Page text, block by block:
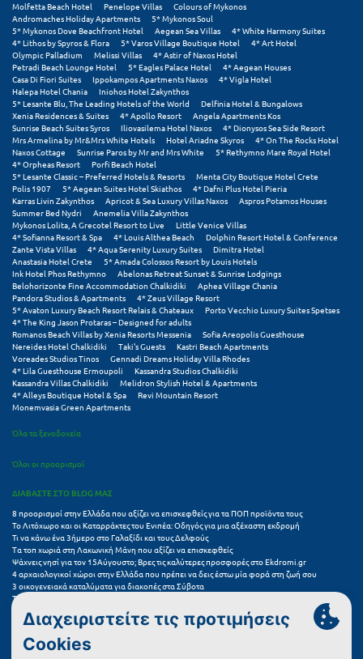
Μεσσηνία
Μετέωρα
Μέτσοβο
Μήλος
Μονεμβασιά
Μουζάκι
Μπαλί Κρήτης
Μπάνσκο
Μπούκα Μεσσηνίας
Μύκονος
Μυστράς
Μυτιλήνη
Ν
Νάξος
Νάουσα
Ναυπακτία
Ναύπλιο
Νέα Μάκρη
Νέα Στύρα Εύβοιας
Νέοι Πόροι Πιερίας
Ξ
Molfetta Beach Hotel
Penelope Villas
Colours of Mykonos
Andromaches Holiday Apartments
5* Mykonos Soul
5* Mykonos Dove Beachfront Hotel
Aegean Sea Villas
4* White Harmony Suites
4* Lithos by Spyros & Flora
5* Varos Village Boutique Hotel
4* Art Hotel
Olympic Palladium
Melissi Villas
4* Astir of Naxos Hotel
Petradi Beach Lounge Hotel
5* Eagles Palace Hotel
4* Aegean Houses
Casa Di Fiori Suites
Ippokampos Apartments Naxos
4* Vigla Hotel
Halepa Hotel Chania
Iniohos Hotel Zakynthos
5* Lesante Blu, The Leading Hotels of the World
Delfinia Hotel & Bungalows
Xenia Residences & Suites
4* Apollo Resort
Angela Apartments Kos
Sunrise Beach Suites Syros
Iliovasilema Hotel Naxos
4* Dionysos Sea Side Resort
Mrs Armelina by Mr&Mrs White Hotels
Hotel Ariadne Skyros
4* On The Rocks Hotel
Naxos Cottage
Sunrise Paros by Mr and Mrs White
5* Rethymno Mare Royal Hotel
4* Orpheas Resort
Porfi Beach Hotel
5* Lesante Classic – Preferred Hotels & Resorts
Menta City Boutique Hotel Crete
Polis 1907
5* Aegean Suites Hotel Skiathos
4* Dafni Plus Hotel Pieria
Karras Livin Zakynthos
Apricot & Sea Luxury Villas Naxos
Aspros Potamos Houses
Summer Bed Nydri
Anemelia Villa Zakynthos
Mykonos Lolita, A Grecotel Resort to Live
Little Venice Villas
4* Sofianna Resort & Spa
4* Louis Althea Beach
Dolphin Resort Hotel & Conference
Zante Vista Villas
4* Aqua Serenity Luxury Suites
Dimitra Hotel
Anastasia Hotel Crete
5* Amada Colossos Resort by Louis Hotels
Ink Hotel Phos Rethymno
Abelonas Retreat Sunset & Sunrise Lodgings
Belohorizonte Fine Accommodation Chalkidiki
Aphea Village Chania
Pandora Studios & Apartments
4* Zeus Village Resort
5* Avaton Luxury Beach Resort Relais & Chateaux
Porto Vecchio Luxury Suites Spetses
4* The King Jason Protaras – Designed for adults
Romanos Beach Villas by Xenia Resorts Messenia
Sofia Areopolis Guesthouse
Nereides Hotel Chalkidiki
Taki's Guests
Kastri Beach Apartments
Voreades Studios Tinos
Gennadi Dreams Holiday Villa Rhodes
4* Lila Guesthouse Ermoupoli
Kassandra Studios Chalkidiki
Kassandra Villas Chalkidiki
Melidron Stylish Hotel & Apartments
4* Alleys Boutique Hotel & Spa
Revi Mountain Resort
Monemvasia Green Apartments
Όλα τα ξενοδοχεία
Όλοι οι προορισμοί
ΔΙΑΒΑΣΤΕ ΣΤΟ BLOG ΜΑΣ
8 προορισμοί στην Ελλάδα που αξίζει να επισκεφθείς για τα ΠΟΠ προϊόντα τους
Το Λιτόχωρο και οι Καταρράκτες του Ενιπέα: Οδηγός για μια αξέχαστη εκδρομή
Τι να κάνω ένα 3ήμερο στο Γαλαξίδι και τους Δελφούς
Τα τοπ χωριά στη Λακωνική Μάνη που αξίζει να επισκεφθείς
Ψάχνεις νησί για τον 15Αύγουστο; Βρες τις καλύτερες προσφορές στο Ekdromi.gr
4 αρχαιολογικοί χώροι στην Ελλάδα που πρέπει να δεις έστω μία φορά στη ζωή σου
3 οικογενειακά καταλύματα για διακοπές στα Σύβοτα
Τα 11 καλύτερα καλοκαιρινά resorts στην Ελλάδα
7 μικρά ελληνικά νησιά για αξέχαστες καλοκαιρινές διακοπές
5+1 ινσταγκραμικές παραλίες στην Ελλάδα που αξίζουν μια θέση στο feed σου
Συχνές Ερωτήσεις (FAQs) για Ξενοδοχεία